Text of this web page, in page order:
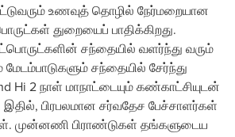
உணவுத் தொழில் நேர்மறையான
துறையைப் பாதிக்கிறது.
சந்தையில் வளர்ந்து வரும்
சந்தையில் சேர்ந்து
Hi 2 நாள் மாநாட்டையும் கண்காட்சியுடன்
இதில், பிரபலமான சர்வதேச பேச்சாளர்கள்
முன்னணி பிராண்டுகள் தங்களுடைய